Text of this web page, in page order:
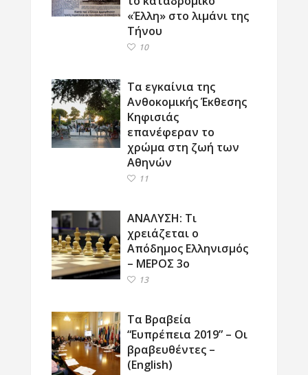
«Έλλη» στο λιμάνι της
Τήνου
10
Τα εγκαίνια της
Ανθοκομικής Έκθεσης
Κηφισιάς
επανέφεραν το
χρώμα στη ζωή των
Αθηνών
11
ΑΝΑΛΥΣΗ: Τι
χρειάζεται ο
Απόδημος Ελληνισμός
– ΜΕΡΟΣ 3ο
13
Τα Βραβεία
“Ευπρέπεια 2019” – Οι
βραβευθέντες –
(English)